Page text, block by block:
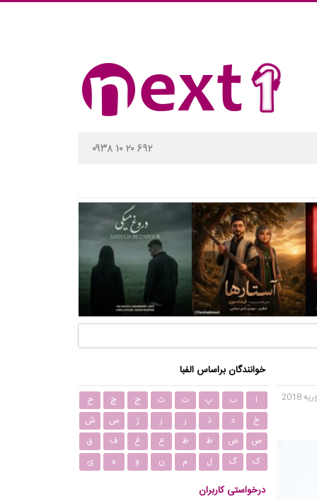
۰۹۳۸ ۱۰ ۲۰ ۶۹۲
خوانندگان براساس الفبا
ا ب پ ت ث ج چ
ح
خ
د ذ ر ز ژ س
ش
ص
ض ط ظ ع غ ف
ق
ک
گ ل م ن و ه ی
درخواستی کاربران